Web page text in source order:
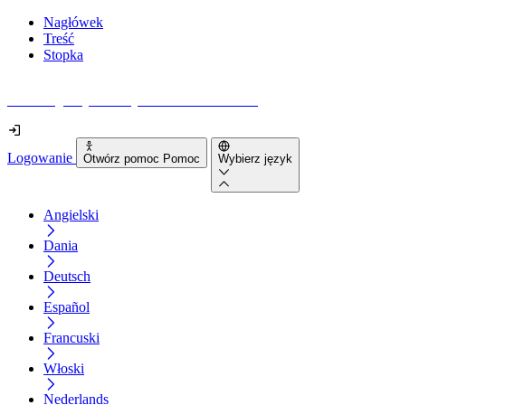
Nagłówek
Treść
Stopka
Logowanie Otwórz pomoc Pomoc Wybierz język
Angielski
Dania
Deutsch
Español
Francuski
Włoski
Nederlands